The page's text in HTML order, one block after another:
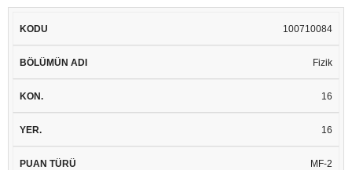
100710084
Fizik
16
16
MF-2